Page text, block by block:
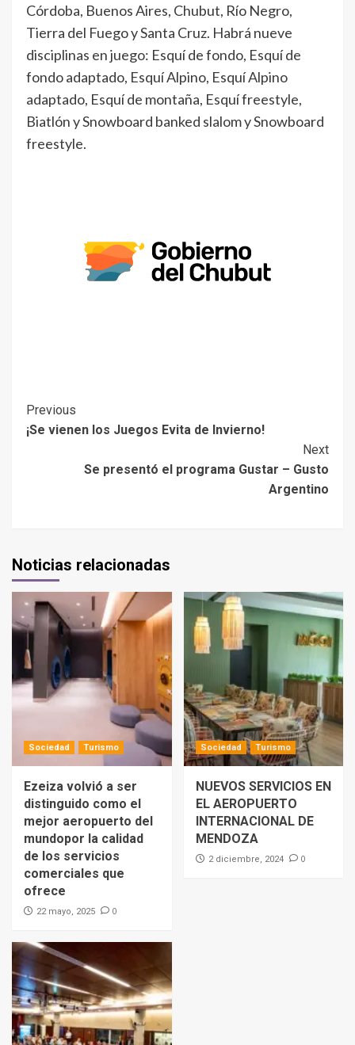
Córdoba, Buenos Aires, Chubut, Río Negro,
Tierra del Fuego y Santa Cruz. Habrá nueve
disciplinas en juego: Esquí de fondo, Esquí de
fondo adaptado, Esquí Alpino, Esquí Alpino
adaptado, Esquí de montaña, Esquí freestyle,
Biatlón y Snowboard banked slalom y Snowboard
freestyle.
Previous
¡Se vienen los Juegos Evita de Invierno!
Next
Se presentó el programa Gustar – Gusto
Argentino
Noticias relacionadas
Sociedad Turismo
Ezeiza volvió a ser
distinguido como el
mejor aeropuerto del
mundopor la calidad
de los servicios
comerciales que
ofrece
22 mayo, 2025 0
Sociedad Turismo
NUEVOS SERVICIOS EN
EL AEROPUERTO
INTERNACIONAL DE
MENDOZA
2 diciembre, 2024 0